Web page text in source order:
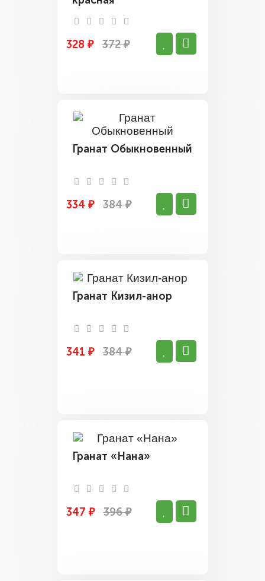
328 ₽ 372 ₽
Гранат Обыкновенный
334 ₽ 384 ₽
Гранат Кизил-анор
341 ₽ 384 ₽
Гранат «Нана»
347 ₽ 396 ₽